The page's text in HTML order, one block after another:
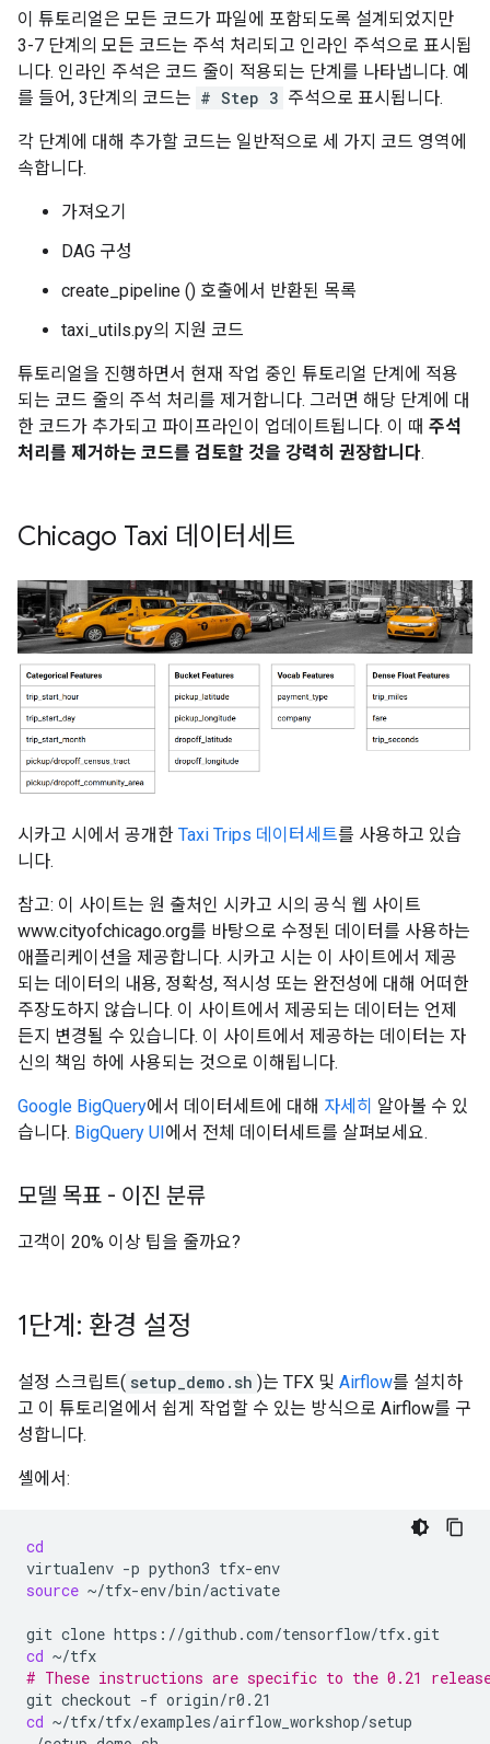
이 튜토리얼은 모든 코드가 파일에 포함되도록 설계되었지만
3-7 단계의 모든 코드는 주석 처리되고 인라인 주석으로 표시됩
니다. 인라인 주석은 코드 줄이 적용되는 단계를 나타냅니다. 예
를 들어, 3단계의 코드는 # Step 3 주석으로 표시됩니다.
각 단계에 대해 추가할 코드는 일반적으로 세 가지 코드 영역에
속합니다.
가져오기
DAG 구성
create_pipeline () 호출에서 반환된 목록
taxi_utils.py의 지원 코드
튜토리얼을 진행하면서 현재 작업 중인 튜토리얼 단계에 적용
되는 코드 줄의 주석 처리를 제거합니다. 그러면 해당 단계에 대
한 코드가 추가되고 파이프라인이 업데이트됩니다. 이 때 주석
처리를 제거하는 코드를 검토할 것을 강력히 권장합니다.
Chicago Taxi 데이터세트
시카고 시에서 공개한 Taxi Trips 데이터세트를 사용하고 있습
니다.
참고: 이 사이트는 원 출처인 시카고 시의 공식 웹 사이트
www.cityofchicago.org를 바탕으로 수정된 데이터를 사용하는
애플리케이션을 제공합니다. 시카고 시는 이 사이트에서 제공
되는 데이터의 내용, 정확성, 적시성 또는 완전성에 대해 어떠한
주장도하지 않습니다. 이 사이트에서 제공되는 데이터는 언제
든지 변경될 수 있습니다. 이 사이트에서 제공하는 데이터는 자
신의 책임 하에 사용되는 것으로 이해됩니다.
Google BigQuery에서 데이터세트에 대해 자세히 알아볼 수 있
습니다. BigQuery UI 에서 전체 데이터세트를 살펴보세요.
모델 목표 - 이진 분류
고객이 20% 이상 팁을 줄까요?
1단계: 환경 설정
설정 스크립트( setup_demo.sh )는 TFX 및 Airflow를 설치하
고 이 튜토리얼에서 쉽게 작업할 수 있는 방식으로 Airflow를 구
성합니다.
셸에서:
cd
virtualenv -p python3
source ~/tfx-env/bin/activate
git clone
cd
# These instructions are specific to the 0.21
git checkout -f
cd ~/tfx/tfx/examples/airflow_workshop/setup